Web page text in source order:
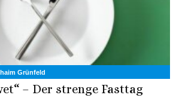
Grünfeld
– Der strenge Fasttag